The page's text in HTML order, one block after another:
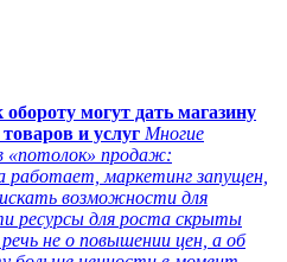
обороту могут дать магазину
и услуг Многие
«потолок» продаж:
работает, маркетинг запущен,
возможности для
ресурсы для роста скрыты
не о повышении цен, а об